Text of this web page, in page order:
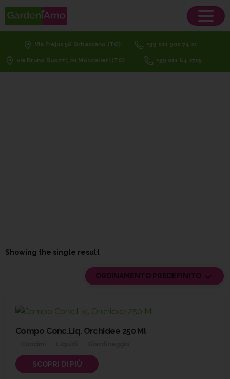
Via Frejus 56 Orbassano (TO) +39 011 900 74 21
via Bruno Buozzi, 20 Moncalieri (TO) +39 011 64 2705
Showing the single result
ORDINAMENTO PREDEFINITO
Compo Conc.Liq. Orchidee 250 Ml
SCOPRI DI PIÙ